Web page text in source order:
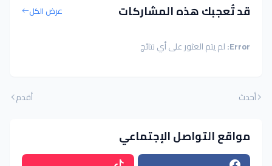
قد تُعجبك هذه المشاركات عرض الكل
Error: لم يتم العثور على أي نتائج
أحدث أقدم
مواقع التواصل الإجتماعي